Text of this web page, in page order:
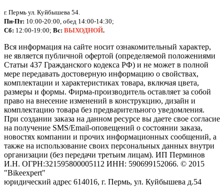
г. Пермь ул. Куйбышева 54.
Пн-Пт: 10:00-20:00, обед 14:00-14:30;
Сб: 12:00-19:00; Вс: ВЫХОДНОЙ.
Вся информация на сайте носит ознакомительный характер,
не является публичной офертой (определяемой положениями
Статьи 437 Гражданского кодекса РФ) и не может в полной
мере передавать достоверную информацию о свойствах,
комплектации и характеристиках товара, включая цвета,
размеры и формы. Фирма-производитель оставляет за собой
право на внесение изменений в конструкцию, дизайн и
комплектацию товара без предварительного уведомления.
При создании заказа на данном ресурсе вы даете свое согласие
на получение SMS/Email-оповещений о состоянии заказа,
новостях компании и прочих информационных сообщений, а
также на использование своих персональных данных внутри
организации (без передачи третьим лицам). ИП Перминов
И.Н. ОГРН:321595800005112 ИНН: 590699152066. © 2015
"Bikeexpert"
юридический адрес 614016, г. Пермь, ул. Куйбышева д.54